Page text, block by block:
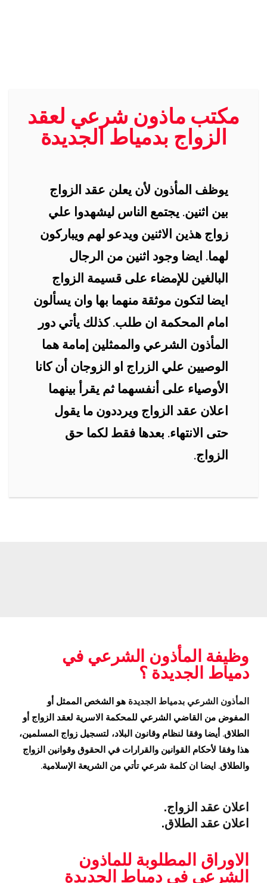
مكتب ماذون شرعي لعقد
الزواج بدمياط الجديدة
يوظف المأذون لأن يعلن عقد الزواج
بين اثنين. يجتمع الناس ليشهدوا علي
زواج هذين الاثنين ويدعو لهم ويباركون
لهما. ايضا وجود اثنين من الرجال
البالغين للإمضاء على قسيمة الزواج
ايضا لتكون موثقة منهما بها وان يسألون
امام المحكمة ان طلب. كذلك يأتي دور
المأذون الشرعي والممثلين إمامة هما
الوصيين علي الزراج او الزوجان أن كانا
الأوصياء على أنفسهما ثم يقرأ بينهما
اعلان عقد الزواج ويرددون ما يقول
حتى الانتهاء. بعدها فقط لكما حق
الزواج.
وظيفة المأذون الشرعي في
دمياط الجديدة ؟
المأذون الشرعي بدمياط الجديدة هو الشخص الممثل أو
المفوض من القاضي الشرعي للمحكمة الاسرية لعقد الزواج أو
الطلاق. أيضا وفقا لنظام وقانون البلاد، لتسجيل زواج المسلمين،
هذا وفقا لأحكام القوانين والقرارات في الحقوق وقوانين الزواج
والطلاق. ايضا ان كلمة شرعي تأتي من الشريعة الإسلامية.
اعلان عقد الزواج.
اعلان عقد الطلاق.
الاوراق المطلوبة للماذون
الشرعي في دمياط الجديدة